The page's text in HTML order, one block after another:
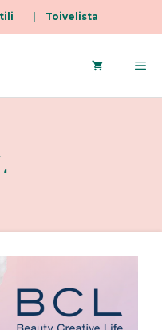
Toivelista